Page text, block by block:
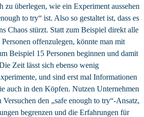
zu überlegen, wie ein Experiment aussehen
to try“ ist. Also so gestaltet ist, dass es
Chaos stürzt. Statt zum Beispiel direkt alle
offenzulegen, könnte man mit
Beispiel 15 Personen beginnen und damit
Zeit lässt sich ebenso wenig
und sind erst mal Informationen
auch in den Köpfen. Nutzen Unternehmen
Versuchen den „safe enough to try“-Ansatz,
begrenzen und die Erfahrungen für